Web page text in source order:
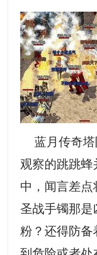
蓝月传奇塔
观察的跳跳
中，闻言差
圣战手镯那
粉？还得防